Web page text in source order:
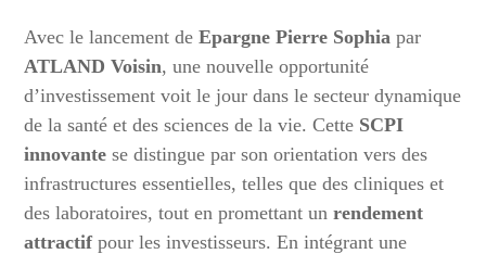
Avec le lancement deEpargne Pierre Sophia par
ATLAND Voisin, une nouvelle opportunité
d’investissement voit le jour dans le secteur dynamique
de la santé et des sciences de la vie. Cette SCPI
innovante se distingue par son orientation vers des
infrastructures essentielles, telles que des cliniques et
des laboratoires, tout en promettant unrendement
attractifpour les investisseurs. En intégrant une